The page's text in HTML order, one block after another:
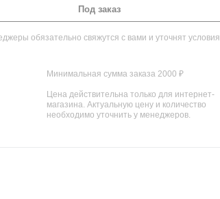
Под заказ
обязательно свяжутся с вами и уточнят условия
Минимальная сумма заказа 2000 ₽
Цена действительна только для интернет-
магазина. Актуальную цену и количество
необходимо уточнить у менеджеров.